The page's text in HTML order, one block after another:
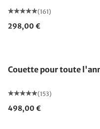
(161)
298,00 €
Couette pour toute
(153)
498,00 €